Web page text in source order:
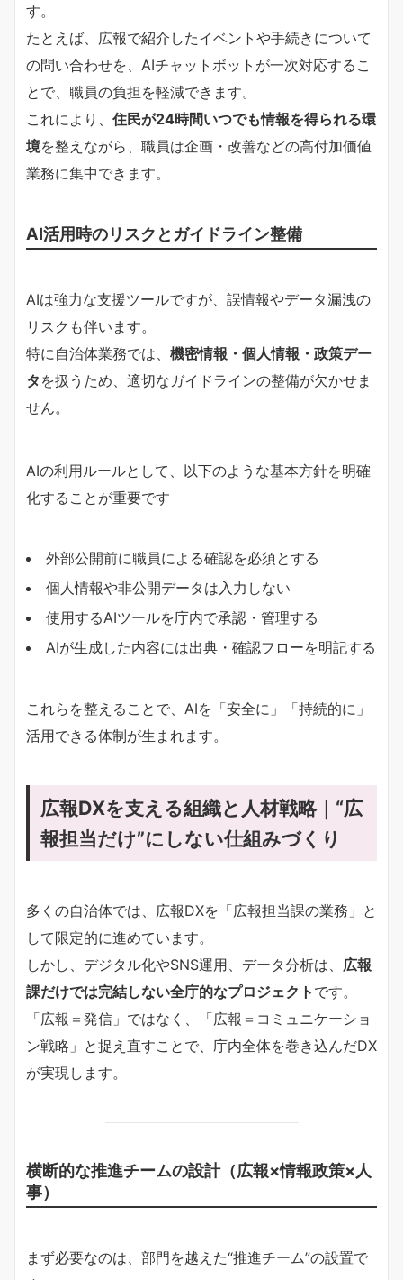
す。
たとえば、広報で紹介したイベントや手続きについて
の問い合わせを、AIチャットボットが一次対応するこ
とで、職員の負担を軽減できます。
これにより、 住民が24時間いつでも情報を得られる環
境を整えながら、職員は企画・改善などの高付加価値
業務に集中できます。
AI活用時のリスクとガイドライン整備
AIは強力な支援ツールですが、誤情報やデータ漏洩の
リスクも伴います。
特に自治体業務では、 機密情報・個人情報・政策デー
タ を扱うため、適切なガイドラインの整備が欠かせま
せん。
AIの利用ルールとして、以下のような基本方針を明確
化することが重要です
外部公開前に職員による確認を必須とする
個人情報や非公開データは入力しない
使用するAIツールを庁内で承認・管理する
AIが生成した内容には出典・確認フローを明記する
これらを整えることで、AIを「安全に」「持続的に」
活用できる体制が生まれます。
広報DXを支える組織と人材戦略｜“広
報担当だけ”にしない仕組みづくり
多くの自治体では、広報DXを「広報担当課の業務」と
して限定的に進めています。
しかし、デジタル化やSNS運用、データ分析は、 広報
課だけでは完結しない全庁的なプロジェクト です。
「広報＝発信」ではなく、「広報＝コミュニケーショ
ン戦略」と捉え直すことで、庁内全体を巻き込んだDX
が実現します。
横断的な推進チームの設計（広報×情報政策×人
事）
まず必要なのは、部門を越えた“推進チーム”の設置で